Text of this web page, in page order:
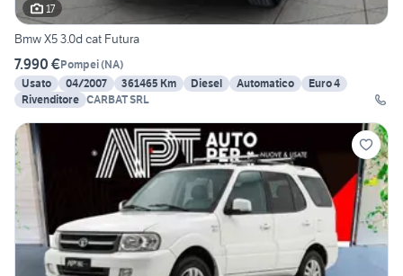
17
Bmw X5 3.0d cat Futura
7.990 €Pompei(NA)
Usato
04/2007 361465 Km Diesel Automatico
Euro 4
Rivenditore CARBAT SRL